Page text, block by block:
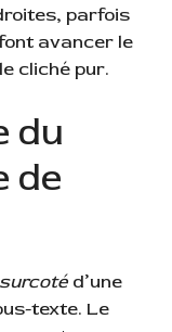
parfois
avancer le
cliché pur.
du
de
surcoté d’une
texte. Le